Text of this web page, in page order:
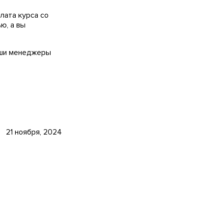
курса со
а вы
менеджеры
21 ноября, 2024